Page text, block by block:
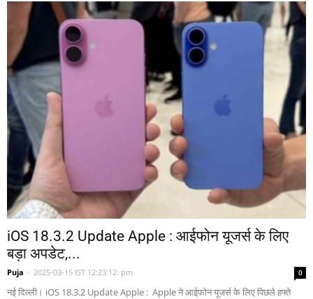
iOS 18.3.2 Update Apple : आईफोन यूजर्स के लिए
बड़ा अपडेट,...
Puja - 2025-03-15 IST 12:23:12: pm 0
नई दिल्ली। iOS 18.3.2 Update Apple : Apple ने आईफोन यूजर्स के लिए पिछले हफ्ते